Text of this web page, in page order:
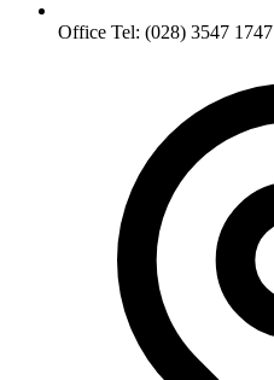
Office Tel: (028) 3547 1747